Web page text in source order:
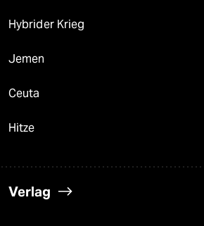
Hybrider Krieg
Jemen
Ceuta
Hitze
Verlag